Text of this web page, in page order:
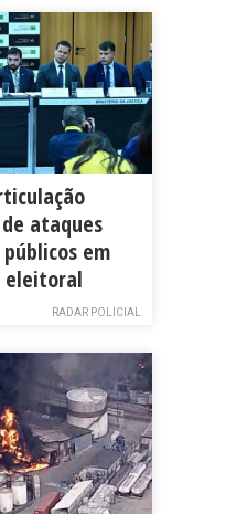
ataques
em
eleitoral
RADAR POLICIAL